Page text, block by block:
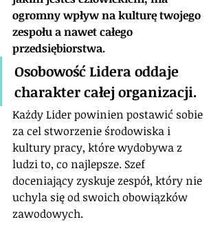
ogromny wpływ na kulturę twojego
zespołu a nawet całego
przedsiębiorstwa.
Osobowość Lidera oddaje
charakter całej organizacji.
Każdy Lider powinien postawić sobie
za cel stworzenie środowiska i
kultury pracy, które wydobywa z
ludzi to, co najlepsze. Szef
doceniający zyskuje zespół, który nie
uchyla się od swoich obowiązków
zawodowych.